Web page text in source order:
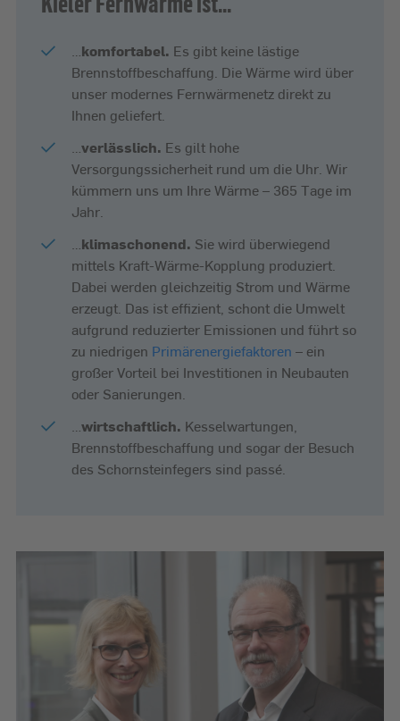
…komfortabel. Es gibt keine lästige
Brennstoffbeschaffung. Die Wärme wird über
unser modernes Fernwärmenetz direkt zu
Ihnen geliefert.
…verlässlich. Es gilt hohe
Versorgungssicherheit rund um die Uhr. Wir
kümmern uns um Ihre Wärme – 365 Tage im
Jahr.
…klimaschonend. Sie wird überwiegend
mittels Kraft-Wärme-Kopplung produziert.
Dabei werden gleichzeitig Strom und Wärme
erzeugt. Das ist effizient, schont die Umwelt
aufgrund reduzierter Emissionen und führt so
zu niedrigen Primärenergiefaktoren – ein
großer Vorteil bei Investitionen in Neubauten
oder Sanierungen.
…wirtschaftlich. Kesselwartungen,
Brennstoffbeschaffung und sogar der Besuch
des Schornsteinfegers sind passé.